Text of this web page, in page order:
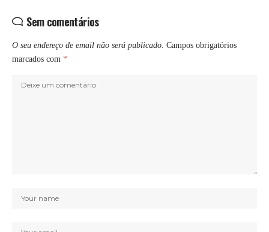
Sem comentários
O seu endereço de email não será publicado. Campos obrigatórios
marcados com *